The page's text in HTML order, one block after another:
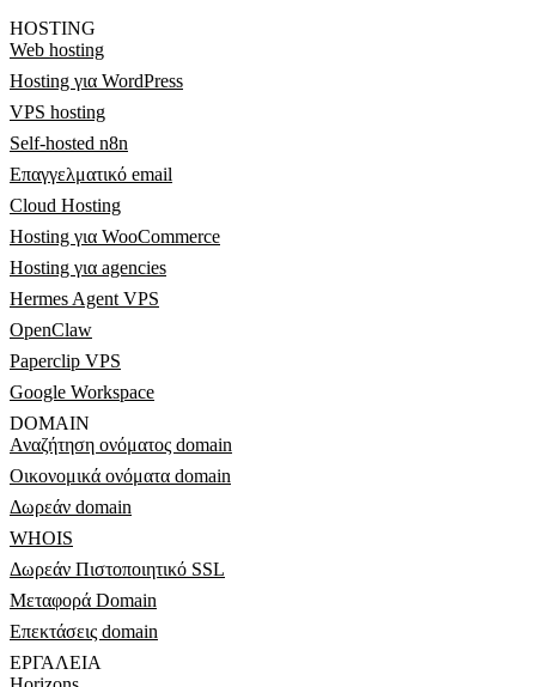
HOSTING
Web hosting
Hosting για WordPress
VPS hosting
Self-hosted n8n
Επαγγελματικό email
Cloud Hosting
Hosting για WooCommerce
Hosting για agencies
Hermes Agent VPS
OpenClaw
Paperclip VPS
Google Workspace
DOMAIN
Αναζήτηση ονόματος domain
Οικονομικά ονόματα domain
Δωρεάν domain
WHOIS
Δωρεάν Πιστοποιητικό SSL
Μεταφορά Domain
Επεκτάσεις domain
ΕΡΓΑΛΕΊΑ